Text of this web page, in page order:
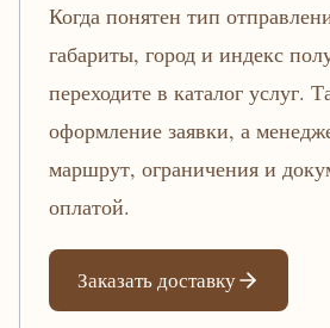
Когда понятен тип
габариты, город и индекс
переходите в каталог услуг.
оформление заявки, а
маршрут, ограничения и
оплатой.
Заказать доставку